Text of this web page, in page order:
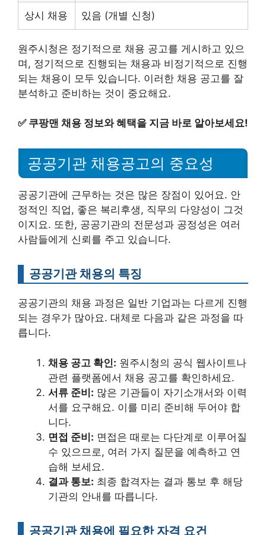
상시 채용 있음 (개별 신청)
원주시청은 정기적으로 채용 공고를 게시하고 있으
며, 정기적으로 진행되는 채용과 비정기적으로 진행
되는 채용이 모두 있습니다. 이러한 채용 공고를 잘
분석하고 준비하는 것이 중요해요.
✅ 쿠팡맨 채용 정보와 혜택을 지금 바로 알아보세요!
공공기관 채용공고의 중요성
공공기관에 근무하는 것은 많은 장점이 있어요. 안
정적인 직업, 좋은 복리후생, 직무의 다양성이 그것
이지요. 또한, 공공기관의 전문성과 공정성은 여러
사람들에게 신뢰를 주고 있습니다.
공공기관 채용의 특징
공공기관의 채용 과정은 일반 기업과는 다르게 진행
되는 경우가 많아요. 대체로 다음과 같은 과정을 따
릅니다.
채용 공고 확인: 원주시청의 공식 웹사이트나
관련 플랫폼에서 채용 공고를 확인하세요.
서류 준비: 많은 기관들이 자기소개서와 이력
서를 요구해요. 이를 미리 준비해 두어야 합
니다.
면접 준비: 면접은 때로는 다단계로 이루어질
수 있으므로, 여러 가지 질문을 예측하고 연
습해 보세요.
결과 통보: 최종 합격자는 결과 통보 후 해당
기관의 안내를 따릅니다.
공공기관 채용에 필요한 자격 요건